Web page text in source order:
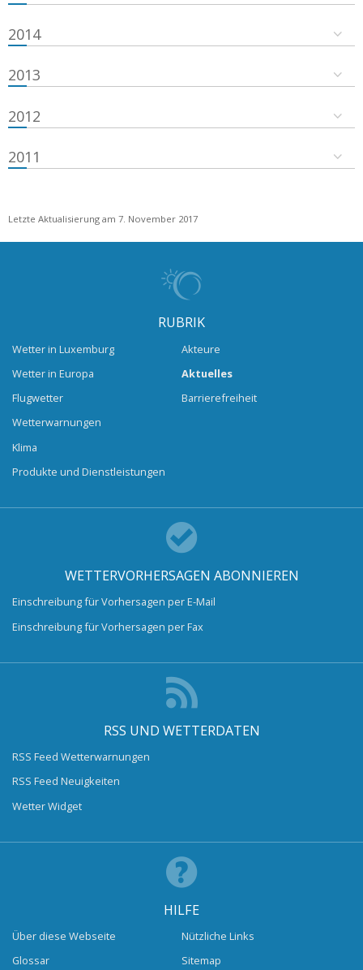
2014
2013
2012
2011
Letzte Aktualisierung am 7. November 2017
RUBRIK
Wetter in Luxemburg
Wetter in Europa
Flugwetter
Wetterwarnungen
Klima
Produkte und Dienstleistungen
Akteure
Aktuelles
Barrierefreiheit
WETTERVORHERSAGEN ABONNIEREN
Einschreibung für Vorhersagen per E-Mail
Einschreibung für Vorhersagen per Fax
RSS UND WETTERDATEN
RSS Feed Wetterwarnungen
RSS Feed Neuigkeiten
Wetter Widget
HILFE
Über diese Webseite
Glossar
Nützliche Links
Sitemap